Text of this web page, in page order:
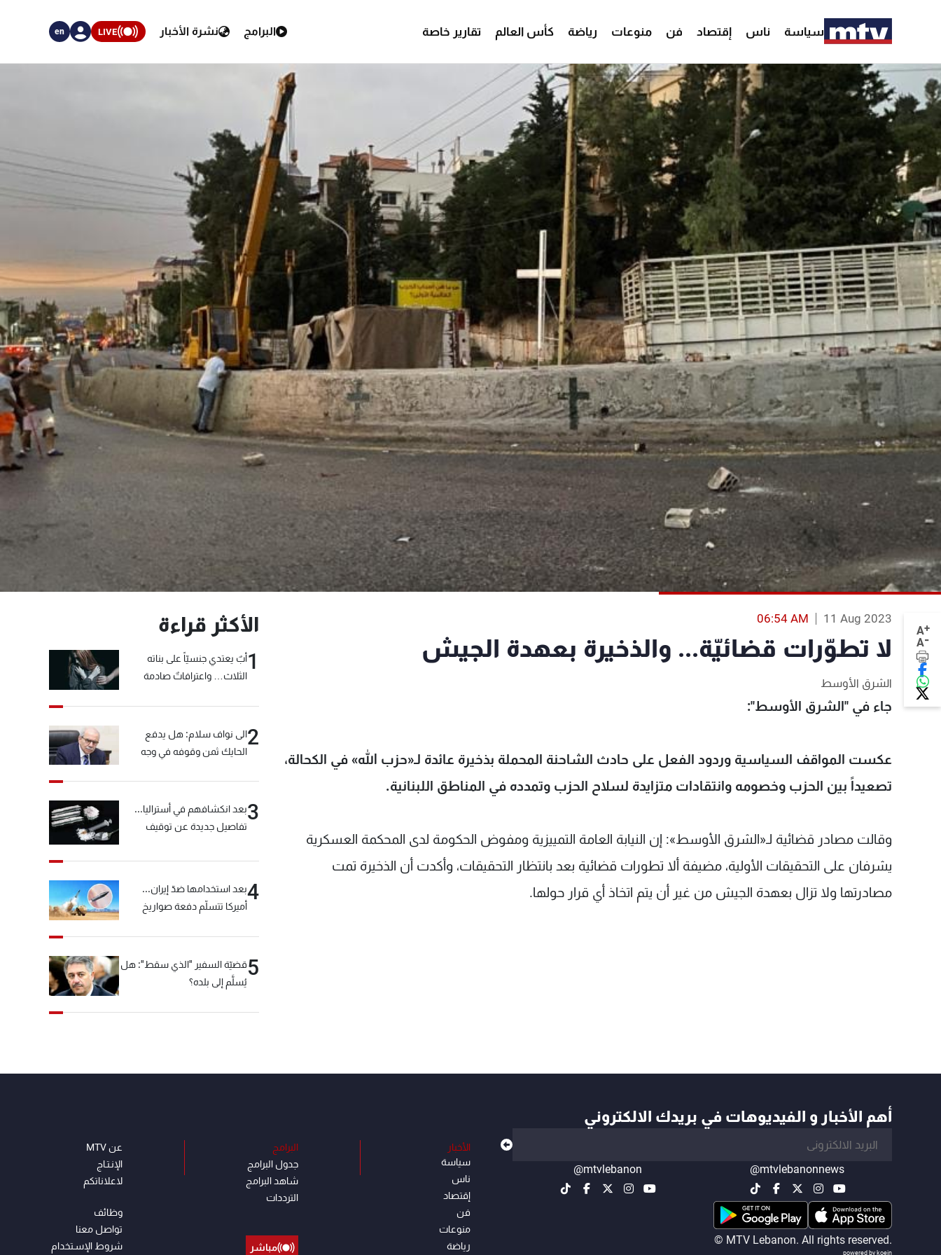
سياسة ناس إقتصاد فن منوعات رياضة كأس العالم تقارير خاصة البرامج نشرة الأخبار LIVE
en
A+
A-
11 Aug 2023
06:54 AM
لا تطوّرات قضائيّة... والذخيرة بعهدة الجيش
الشرق الأوسط
جاء في "الشرق الأوسط":
عكست المواقف السياسية وردود الفعل على حادث الشاحنة المحملة بذخيرة عائدة لـ«حزب الله» في الكحالة،
تصعيداً بين الحزب وخصومه وانتقادات متزايدة لسلاح الحزب وتمدده في المناطق اللبنانية.
وقالت مصادر قضائية لـ«الشرق الأوسط»: إن النيابة العامة التمييزية ومفوض الحكومة لدى المحكمة العسكرية
يشرفان على التحقيقات الأولية، مضيفة ألا تطورات قضائية بعد بانتظار التحقيقات، وأكدت أن الذخيرة تمت
مصادرتها ولا تزال بعهدة الجيش من غير أن يتم اتخاذ أي قرار حولها.
الأكثر قراءة
1أبٌ يعتدي جنسيّاً على بناته
الثلاث… واعترافاتٌ صادمة
2الى نواف سلام: هل يدفع
الحايك ثمن وقوفه في وجه
3بعد انكشافهم في أستراليا...
تفاصيل جديدة عن توقيف
4بعد استخدامها ضدّ إيران...
أميركا تتسلّم دفعة صواريخ
5قضيّة السفير "الذي سقط": هل
يُسلَّم إلى بلده؟
أهم الأخبار و الفيديوهات في بريدك الالكتروني
@mtvlebanonnews
@mtvlebanon
© MTV Lebanon. All rights reserved.
powered by koein
الأخبار
سياسة
ناس
إقتصاد
فن
منوعات
رياضة
البرامج
جدول البرامج
شاهد البرامج
الترددات
مباشر
عن MTV
الإنـتـاج
لاعلاناتكم
وظائف
تواصل معنا
شروط الإسـتخدام